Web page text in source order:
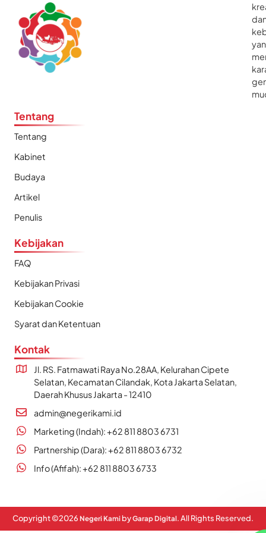
Tentang
Tentang
Kabinet
Budaya
Artikel
Penulis
Kebijakan
FAQ
Kebijakan Privasi
Kebijakan Cookie
Syarat dan Ketentuan
Kontak
Jl. RS. Fatmawati Raya No.28AA, Kelurahan Cipete
Selatan, Kecamatan Cilandak, Kota Jakarta Selatan,
Daerah Khusus Jakarta - 12410
admin@negerikami.id
Marketing (Indah): +62 811 8803 6731
Partnership (Dara): +62 811 8803 6732
Info (Afifah): +62 811 8803 6733
Copyright ©2026 Negeri Kami byGarap Digital. All Rights Reserved.